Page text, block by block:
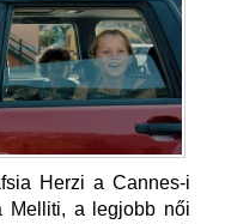
Herzi a Cannes-i
Melliti, a legjobb női